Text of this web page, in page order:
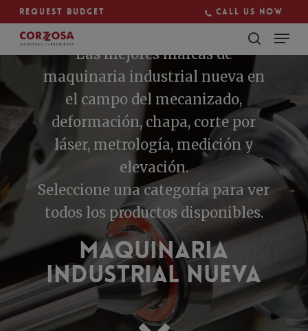
main
content
Request budget Call us now
Las mejores marcas de
maquinaria industrial nueva en
el campo del mecanizado,
deformación, chapa, corte por
láser, metrología, medición y
elevación.
Seleccione una categoría para ver
todos los productos disponibles.
Maquinaria
Industrial Nueva
Close
Menu